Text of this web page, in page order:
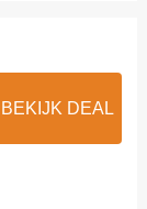
BEKIJK DEAL